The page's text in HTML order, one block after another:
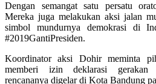
Dengan semangat satu persatu
Mereka juga melakukan aksi jalan
simbol mundurnya demokrasi di
#2019GantiPresiden.
Koordinator aksi Dohir meminta
memberi izin deklarasi gerakan
rencananya digelar di Kota Bandung